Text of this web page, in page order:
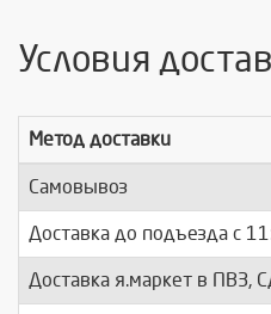
Условия
Метод доставки
Самовывоз
Доставка до подъезда c
Доставка я.маркет в ПВЗ,